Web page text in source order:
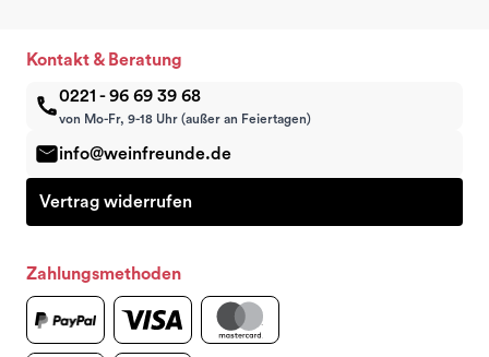
Kontakt & Beratung
0221 - 96 69 39 68
von Mo-Fr, 9-18 Uhr (außer an Feiertagen)
info@weinfreunde.de
Vertrag widerrufen
Zahlungsmethoden